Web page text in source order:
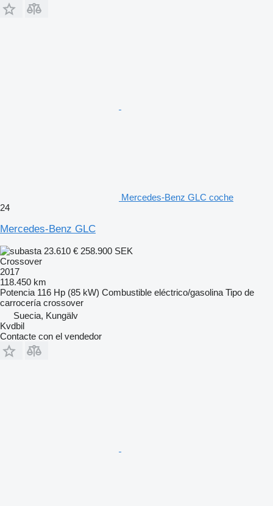
Mercedes-Benz GLC coche
24
Mercedes-Benz GLC
23.610 € 258.900 SEK
Crossover
2017
118.450 km
Potencia 116 Hp (85 kW) Combustible eléctrico/gasolina Tipo de
carrocería crossover
Suecia, Kungälv
Kvdbil
Contacte con el vendedor